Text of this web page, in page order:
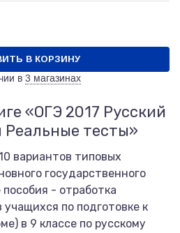
В КОРЗИНУ
в 3 магазинах
«ОГЭ 2017 Русский
тесты»
вариантов типовых
государственного
- отработка
учащихся по подготовке к
в 9 классе по русскому